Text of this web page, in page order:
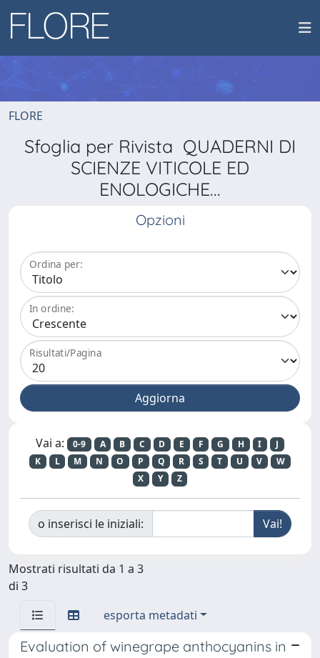
FLORE
Sfoglia per Rivista QUADERNI DI
SCIENZE VITICOLE ED
ENOLOGICHE...
Opzioni
Ordina per:
In ordine:
Risultati/Pagina
Vai a: 0-9 A B C D E F G H I
J
K
L M N O P Q R S T U V
W
X
Y Z
o inserisci le iniziali:
Mostrati risultati da 1 a 3
di 3
esporta metadati
Evaluation of winegrape anthocyanins in